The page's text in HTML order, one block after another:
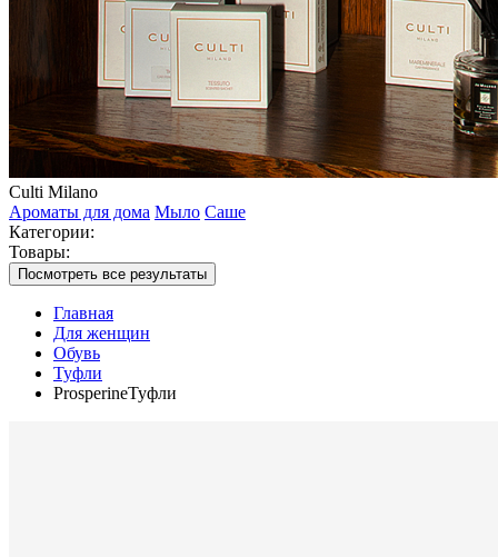
Culti Milano
Ароматы для дома Мыло Саше
Категории:
Товары:
Посмотреть все результаты
Главная
Для женщин
Обувь
Туфли
ProsperineТуфли